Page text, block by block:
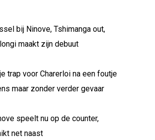
bij Ninove, Tshimanga out,
maakt zijn debuut
trap voor Charerloi na een foutje
maar zonder verder gevaar
speelt nu op de counter,
net naast